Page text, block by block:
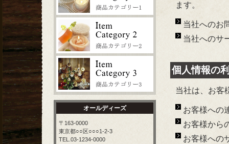
ます。
当社へのお
当社へのサ
個人情報の
当社は、お客
お客様への
お客様から
お客様への
オールディーズ
〒163-0000
東京都○○区○○○1-2-3
TEL.03-1234-0000